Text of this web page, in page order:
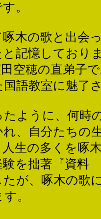
。
木の歌と出会
記憶しており
空穂の直弟子
語教室に魅了
ように、何時
、自分たちの
生の多くを啄
を拙著『資料
が、啄木の歌
。